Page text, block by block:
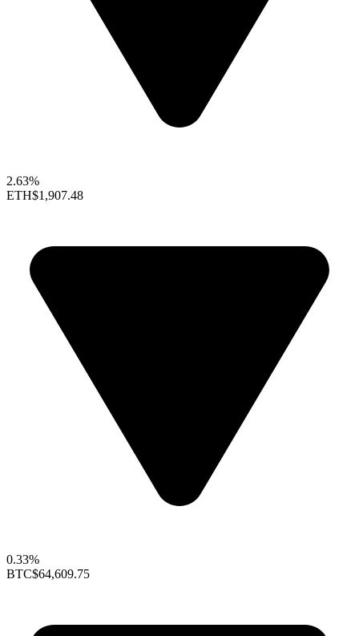
2.63%
ETH$1,907.48
0.33%
BTC$64,609.75